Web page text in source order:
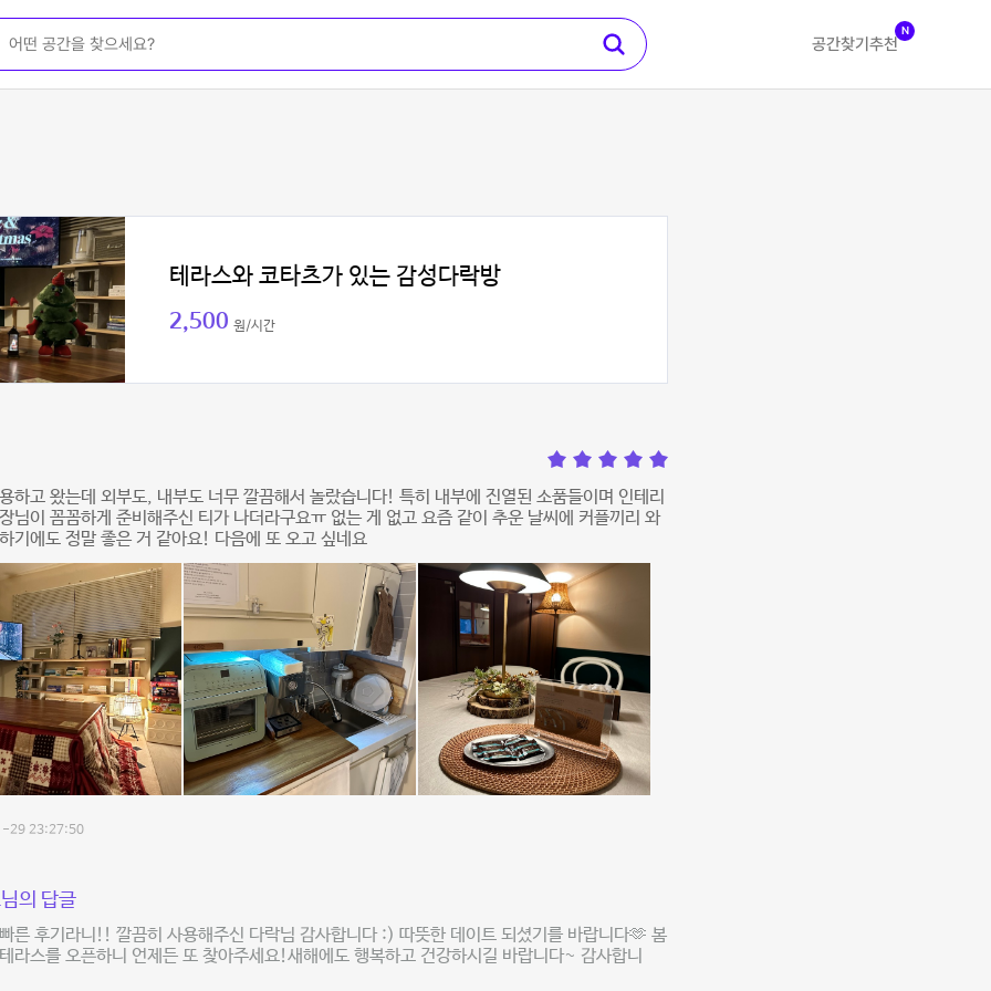
공간찾기 추천
N
테라스와 코타츠가 있는 감성다락방
2,500 원/시간
하고 왔는데 외부도, 내부도 너무 깔끔해서 놀랐습니다! 특히 내부에 진열된 소품들이며 인테리
님이 꼼꼼하게 준비해주신 티가 나더라구요ㅠ 없는 게 없고 요즘 같이 추운 날씨에 커플끼리 와
기에도 정말 좋은 거 같아요! 다음에 또 오고 싶네요
29 23:27:50
의 답글
른 후기라니!! 깔끔히 사용해주신 다락님 감사합니다 :) 따뜻한 데이트 되셨기를 바랍니다🫶 봄
라스를 오픈하니 언제든 또 찾아주세요!새해에도 행복하고 건강하시길 바랍니다~ 감사합니